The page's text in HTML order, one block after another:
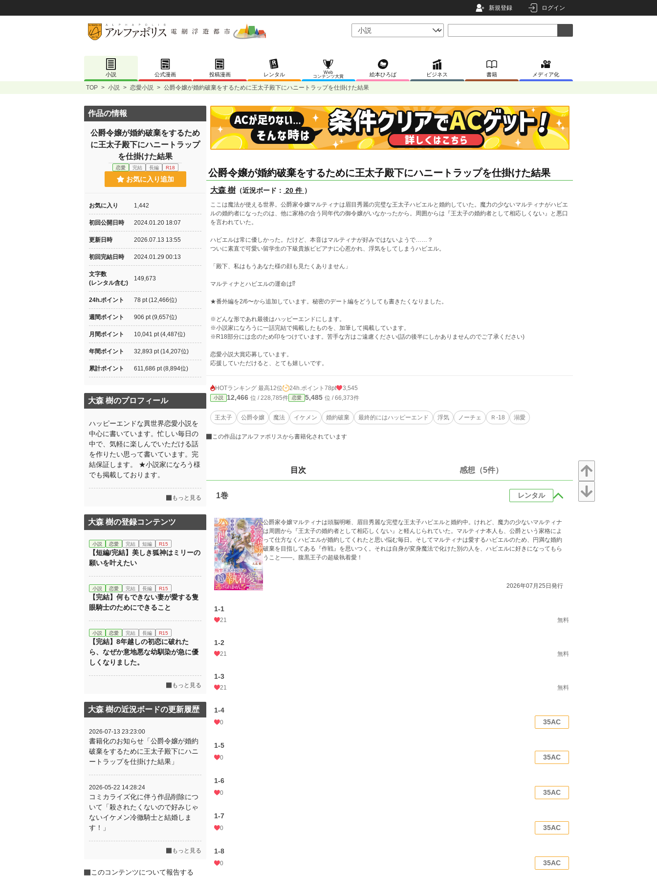
新規登録 ログイン
小説 公式漫画 投稿漫画 レンタル
Web
コンテンツ大賞
絵本ひろば ビジネス 書籍 メディア化
TOP > 小説 > 恋愛小説 > 公爵令嬢が婚約破棄をするために王太子殿下にハニートラップを仕掛けた結果
公爵令嬢が婚約破棄をするために王太子殿下にハニートラップを仕掛けた結果
大森 樹 （近況ボード： 20 件 ）
ここは魔法が使える世界。公爵家令嬢マルティナは眉目秀麗の完璧な王太子ハビエルと婚約していた。魔力の少ないマルティナがハビエ
ルの婚約者になったのは、他に家格の合う同年代の御令嬢がいなかったから。周囲からは『王太子の婚約者として相応しくない』と悪口
を言われていた。
ハビエルは常に優しかった。だけど、本音はマルティナが好みではないようで……？
ついに素直で可愛い留学生の下級貴族ビビアナに心惹かれ、浮気をしてしまうハビエル。
「殿下、私はもうあなた様の顔も見たくありません」
マルティナとハビエルの運命は⁉︎
★番外編を2/6〜から追加しています。秘密のデート編をどうしても書きたくなりました。
※どんな形であれ最後はハッピーエンドにします。
※小説家になろうに一話完結で掲載したものを、加筆して掲載しています。
※R18部分には念のため印をつけています。苦手な方はご遠慮ください(話の後半にしかありませんのでご了承ください)
恋愛小説大賞応募しています。
応援していただけると、とても嬉しいです。
HOTランキング 最高12位 24h.ポイント 78pt 3,545
小説 12,466 位 / 228,785件 恋愛 5,485 位 / 66,373件
王太子 公爵令嬢 魔法 イケメン 婚約破棄 最終的にはハッピーエンド 浮気 ノーチェ Ｒ-18 溺愛
この作品はアルファポリスから書籍化されています
目次 感想（5件）
1巻 レンタル
公爵家令嬢マルティナは頭脳明晰、眉目秀麗な完璧な王太子ハビエルと婚約中。けれど、魔力の少ないマルティナ
は周囲から『王太子の婚約者として相応しくない』と軽んじられていた。マルティナ本人も、公爵という家格によ
って仕方なくハビエルが婚約してくれたと思い悩む毎日。そしてマルティナは愛するハビエルのため、円満な婚約
破棄を目指してある『作戦』を思いつく。それは自身が変身魔法で化けた別の人を、ハビエルに好きになってもら
うこと――。腹黒王子の超級執着愛！
2026年07月25日発行
1-1
21 無料
1-2
21 無料
1-3
21 無料
1-4
0 35AC
1-5
0 35AC
1-6
0 35AC
1-7
0 35AC
1-8
0 35AC
作品の情報
公爵令嬢が婚約破棄をするため
に王太子殿下にハニートラップ
を仕掛けた結果
恋愛 完結 長編 R18
お気に入り追加
お気に入り 1,442
初回公開日時 2024.01.20 18:07
更新日時 2026.07.13 13:55
初回完結日時 2024.01.29 00:13
文字数
(レンタル含む)
149,673
24h.ポイント 78 pt (12,466位)
週間ポイント 906 pt (9,657位)
月間ポイント 10,041 pt (4,487位)
年間ポイント 32,893 pt (14,207位)
累計ポイント 611,686 pt (8,894位)
大森 樹のプロフィール
ハッピーエンドな異世界恋愛小説を
中心に書いています。忙しい毎日の
中で、気軽に楽しんでいただける話
を作りたい思って書いています。完
結保証します。 ★小説家になろう様
でも掲載しております。
もっと見る
大森 樹の登録コンテンツ
小説 恋愛 完結 短編 R15
【短編/完結】美しき狐神はミリーの
願いを叶えたい
小説 恋愛 完結 長編 R15
【完結】何もできない妻が愛する隻
眼騎士のためにできること
小説 恋愛 完結 長編 R15
【完結】8年越しの初恋に破れた
ら、なぜか意地悪な幼馴染が急に優
しくなりました。
もっと見る
大森 樹の近況ボードの更新履歴
2026-07-13 23:23:00
書籍化のお知らせ「公爵令嬢が婚約
破棄をするために王太子殿下にハニ
ートラップを仕掛けた結果」
2026-05-22 14:28:24
コミカライズ化に伴う作品削除につ
いて「殺されたくないので好みじゃ
ないイケメン冷徹騎士と結婚しま
す！」
もっと見る
このコンテンツについて報告する